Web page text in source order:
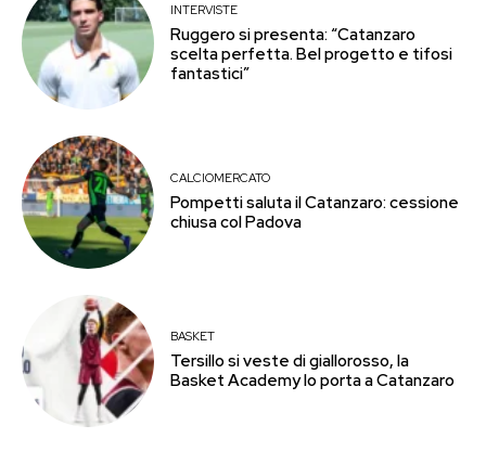
INTERVISTE
Ruggero si presenta: “Catanzaro
scelta perfetta. Bel progetto e tifosi
fantastici”
CALCIOMERCATO
Pompetti saluta il Catanzaro: cessione
chiusa col Padova
BASKET
Tersillo si veste di giallorosso, la
Basket Academy lo porta a Catanzaro